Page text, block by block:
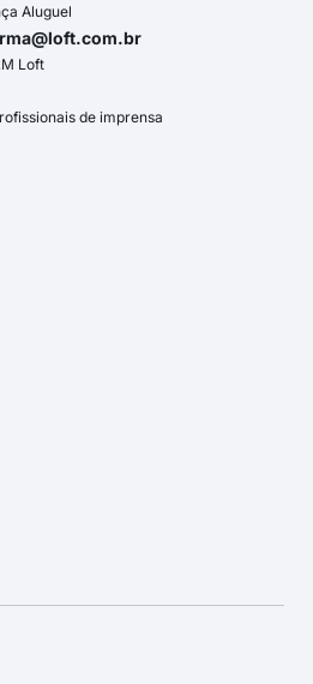
Aluguel
Loft
de imprensa